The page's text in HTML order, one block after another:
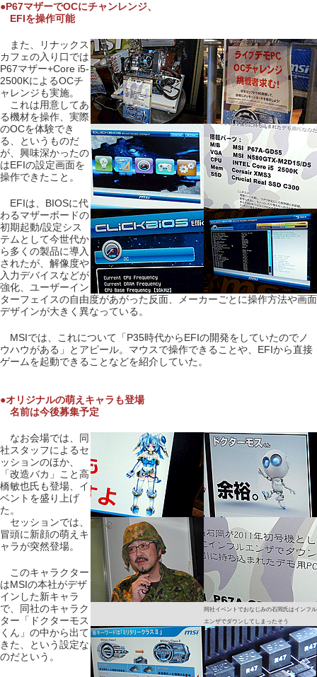
●P67マザーでOCにチャンレンジ、
EFIを操作可能
また、リナックス
カフェの入り口では
P67マザー+Core i5-
2500KによるOCチ
ャレンジも実施。
これは用意してあ
る機材を操作、実際
のOCを体験でき
る、というものだ
が、興味深かったの
はEFIの設定画面を
操作できたこと。
EFIは、BIOSに代
わるマザーボードの
初期起動/設定シス
テムとして今世代か
ら多くの製品に導入
されたが、解像度や
入力デバイスなどが
強化、ユーザーイン
ターフェイスの自由度があがった反面、メーカーごとに操作方法や画面
デザインが大きく異なっている。
MSIでは、これについて「P35時代からEFIの開発をしていたのでノ
ウハウがある」とアピール。マウスで操作できることや、EFIから直接
ゲームを起動できることなどを紹介していた。
●オリジナルの萌えキャラも登場
名前は今後募集予定
同社イベントでおなじみの石岡氏はインフル
エンザでダウンしてしまったそう
なお会場では、同
社スタッフによるセ
ッションのほか、
「改造バカ」こと高
橋敏也氏も登場、イ
ベントを盛り上げ
た。
セッションでは、
冒頭に新顔の萌えキ
ャラが突然登場。
このキャラクター
はMSIの本社がデザ
インした新キャラ
で、同社のキャラク
ター「ドクターモス
くん」の中から出て
きた、という設定な
のだという。